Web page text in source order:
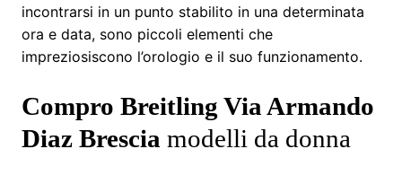
incontrarsi in un punto stabilito in una determinata
ora e data, sono piccoli elementi che
impreziosiscono l’orologio e il suo funzionamento.
Compro Breitling Via Armando
Diaz Brescia modelli da donna